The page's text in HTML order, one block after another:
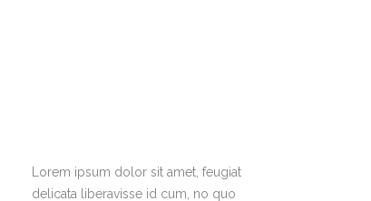
Lorem ipsum dolor sit amet, feugiat
delicata liberavisse id cum, no quo